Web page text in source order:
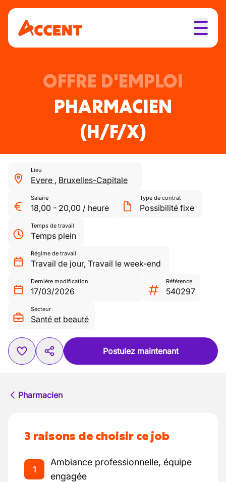
OFFRE D'EMPLOI
PHARMACIEN
(H/F/X)
Lieu
Evere , Bruxelles-Capitale
Salaire
18,00 - 20,00 / heure
Type de contrat
Possibilité fixe
Temps de travail
Temps plein
Régime de travail
Travail de jour, Travail le week-end
Dernière modification
17/03/2026
Référence
540297
Secteur
Santé et beauté
Postulez maintenant
Pharmacien
3 raisons de choisir ce job
1
Ambiance professionnelle, équipe
engagée